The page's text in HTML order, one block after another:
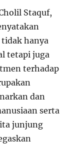
Staquf,
hanya
tetapi juga
terhadap
dan
serta
junjung